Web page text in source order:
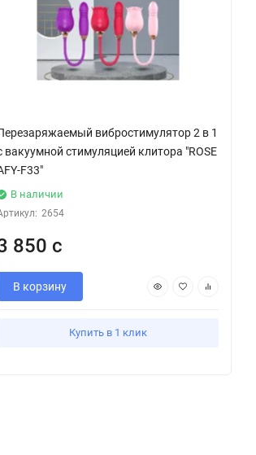
вибростимулятор 2 в 1
вакуумной стимуляцией клитора "ROSE
F33"
В наличии
2654
850 с
В корзину
Купить в 1 клик